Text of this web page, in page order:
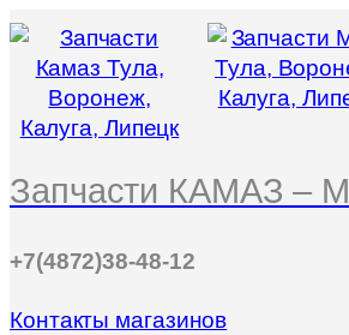
Запчасти КАМАЗ –
+7(4872)38-48-12
Контакты магазинов